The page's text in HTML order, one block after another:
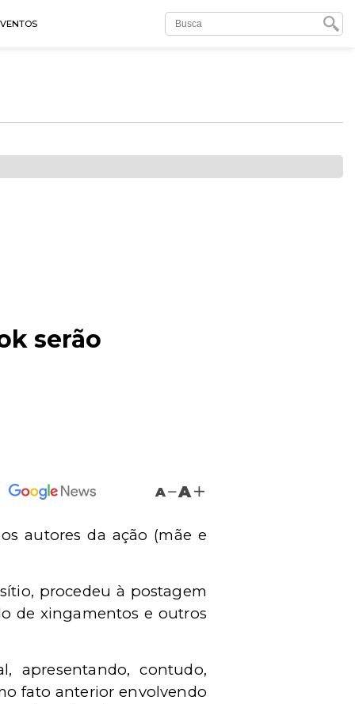
serão
A A
autores da ação (mãe e
procedeu à postagem
de xingamentos e outros
apresentando, contudo,
fato anterior envolvendo